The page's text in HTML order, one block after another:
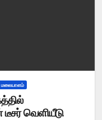
மலையாளம்
டீசர் வெளியீடு